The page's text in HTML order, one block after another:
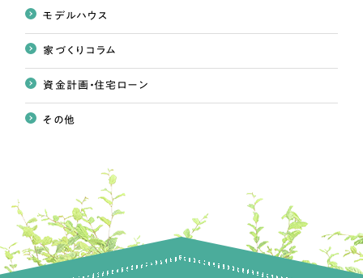
モデルハウス
家づくりコラム
資金計画・住宅ローン
その他